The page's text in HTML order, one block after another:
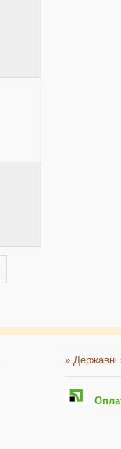
» Державні